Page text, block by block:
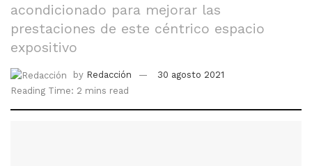
acondicionado para mejorar las
prestaciones de este céntrico espacio
expositivo
by Redacción
30 agosto 2021
Reading Time: 2 mins read